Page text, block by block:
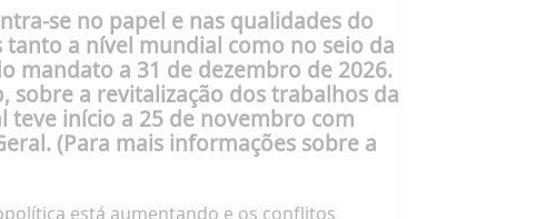
se no papel e nas qualidades do
a nível mundial como no seio da
mandato a 31 de dezembro de 2026.
sobre a revitalização dos trabalhos da
teve início a 25 de novembro com
(Para mais informações sobre a